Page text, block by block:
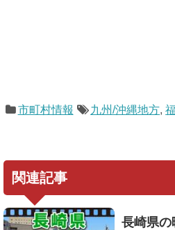
市町村情報 九州/沖縄地方,
関連記事
長崎県の